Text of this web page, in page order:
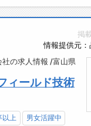
掲
情報提供元
の求人情報 /富山県
ィールド技術
以上 男女活躍中